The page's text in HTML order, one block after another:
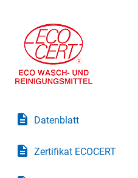
description Datenblatt
description Zertifikat ECOCERT